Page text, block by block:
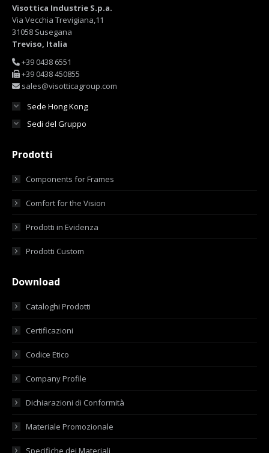
Visottica Industrie S.p.a.
Via Vecchia Trevigiana,11
31058 Susegana
Treviso, Italia
+39 0438 6551
+39 0438 450855
sales@visotticagroup.com
Sede Hong Kong
Sedi del Gruppo
Prodotti
Components for Frames
Comfort for the Vision
Prodotti in Evidenza
Prodotti Custom
Download
Cataloghi Prodotti
Certificazioni
Codice Etico
Company Profile
Dichiarazioni di Conformità
Materiale Promozionale
Specifiche dei Materiali